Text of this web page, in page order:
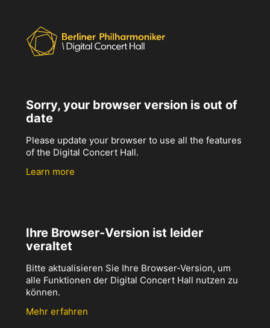
Sorry, your browser version is out of
date
Please update your browser to use all the features
of the Digital Concert Hall.
Learn more
Ihre Browser-Version ist leider
veraltet
Bitte aktualisieren Sie Ihre Browser-Version, um
alle Funktionen der Digital Concert Hall nutzen zu
können.
Mehr erfahren